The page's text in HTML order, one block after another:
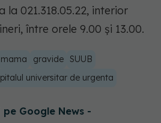
la 021.318.05.22, interior
între orele 9.00 și 13.00.
mama gravide
SUUB
universitar de urgenta
Google News -